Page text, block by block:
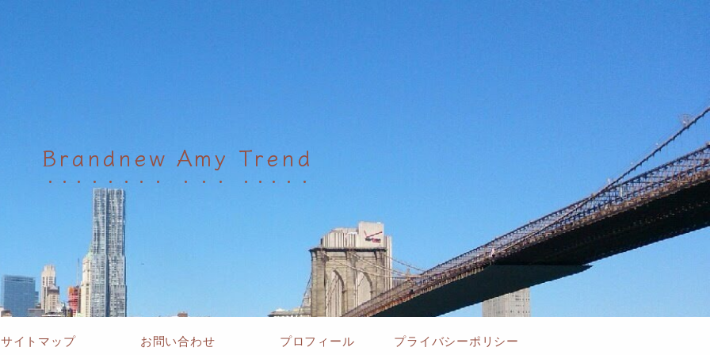
Brandnew Amy Trend
サイトマップ お問い合わせ プロフィール プライバシーポリシー